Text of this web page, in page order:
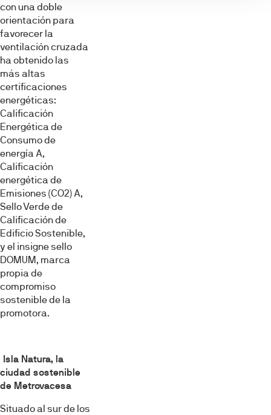
con una doble
orientación para
favorecer la
ventilación cruzada
ha obtenido las
más altas
certificaciones
energéticas:
Calificación
Energética de
Consumo de
energía A,
Calificación
energética de
Emisiones (CO2) A,
Sello Verde de
Calificación de
Edificio Sostenible,
y el insigne sello
DOMUM, marca
propia de
compromiso
sostenible de la
promotora.
Isla Natura, la
ciudad sostenible
de Metrovacesa
Situado al sur de los